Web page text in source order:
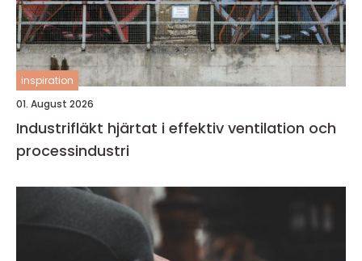
inspiration
01. August 2026
Industrifläkt hjärtat i effektiv ventilation och
processindustri